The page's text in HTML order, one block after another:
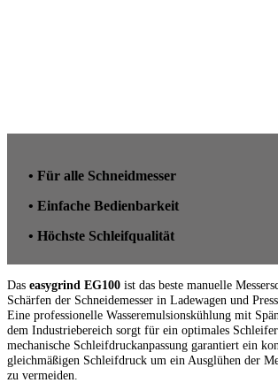
• Für alle Schneidmesser
• Einfache Bedienbarkeit
• Höchste Schleifqualität
Das easygrind EG100 ist das beste manuelle
Schärfen der Schneidemesser in Ladewagen und
Eine professionelle Wasseremulsionskühlung mit
dem Industriebereich sorgt für ein optimales
mechanische Schleifdruckanpassung garantiert ein
gleichmäßigen Schleifdruck um ein Ausglühen der
zu vermeiden.